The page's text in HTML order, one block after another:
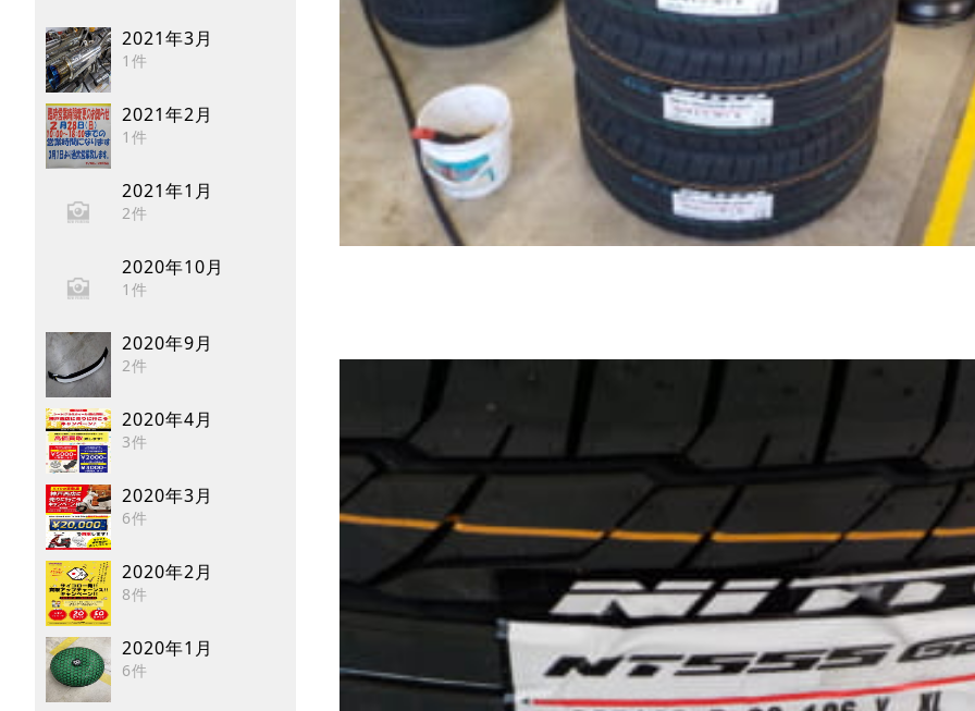
2021年3月
1件
2021年2月
1件
2021年1月
2件
2020年10月
1件
2020年9月
2件
2020年4月
3件
2020年3月
6件
2020年2月
8件
2020年1月
6件